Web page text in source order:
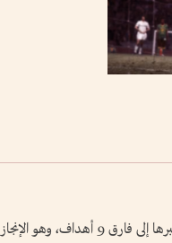
شهدت نهائيات كأس العالم عبر تاريخها عدداً من الانتصارات الساحقة، وصل أكبرها إلى فارق 9 أهداف، وهو الإنجاز